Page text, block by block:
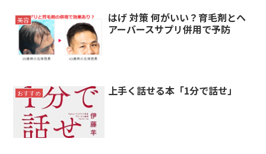
美容
はげ 対策 何がいい？育毛剤とヘ
アーバースサプリ併用で予防
おすすめ 上手く話せる本「1分で話せ」